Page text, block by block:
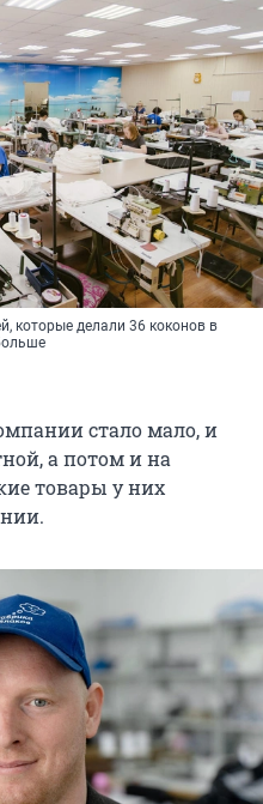
которые делали 36 коконов в
стало мало, и
а потом и на
товары у них